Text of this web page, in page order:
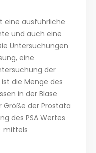
eine ausführliche
und auch eine
Untersuchungen
eine
der
die Menge des
in der Blase
Größe der Prostata
des PSA Wertes
mittels